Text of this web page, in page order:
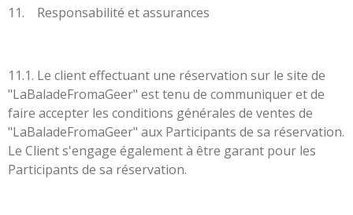
11. Responsabilité et assurances
11.1. Le client effectuant une réservation sur le site de
"LaBaladeFromaGeer" est tenu de communiquer et de
faire accepter les conditions générales de ventes de
"LaBaladeFromaGeer" aux Participants de sa réservation.
Le Client s'engage également à être garant pour les
Participants de sa réservation.